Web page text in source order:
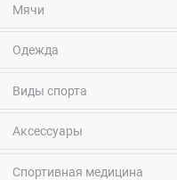
Мячи
Одежда
Виды спорта
Аксессуары
Спортивная медицина